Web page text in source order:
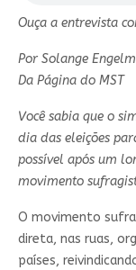
Ouça a entrevista
Por Solange
Da Página do MST
Você sabia que o
dia das eleições
possível após um
movimento
O movimento
direta, nas ruas,
países,